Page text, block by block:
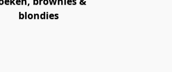
blondies